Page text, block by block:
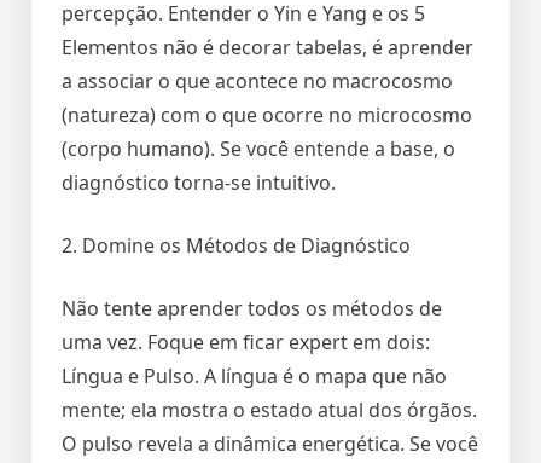
percepção. Entender o Yin e Yang e os 5
Elementos não é decorar tabelas, é aprender
a associar o que acontece no macrocosmo
(natureza) com o que ocorre no microcosmo
(corpo humano). Se você entende a base, o
diagnóstico torna-se intuitivo.
2. Domine os Métodos de Diagnóstico
Não tente aprender todos os métodos de
uma vez. Foque em ficar expert em dois:
Língua e Pulso. A língua é o mapa que não
mente; ela mostra o estado atual dos órgãos.
O pulso revela a dinâmica energética. Se você